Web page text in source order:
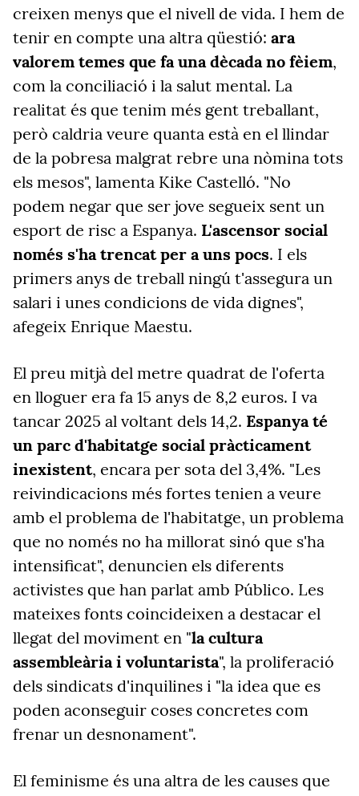
creixen menys que el nivell de vida. I hem de
tenir en compte una altra qüestió: ara
valorem temes que fa una dècada no fèiem,
com la conciliació i la salut mental. La
realitat és que tenim més gent treballant,
però caldria veure quanta està en el llindar
de la pobresa malgrat rebre una nòmina tots
els mesos", lamenta Kike Castelló. "No
podem negar que ser jove segueix sent un
esport de risc a Espanya. L'ascensor social
només s'ha trencat per a uns pocs. I els
primers anys de treball ningú t'assegura un
salari i unes condicions de vida dignes",
afegeix Enrique Maestu.
El preu mitjà del metre quadrat de l'oferta
en lloguer era fa 15 anys de 8,2 euros. I va
tancar 2025 al voltant dels 14,2. Espanya té
un parc d'habitatge social pràcticament
inexistent, encara per sota del 3,4%. "Les
reivindicacions més fortes tenien a veure
amb el problema de l'habitatge, un problema
que no només no ha millorat sinó que s'ha
intensificat", denuncien els diferents
activistes que han parlat amb Público. Les
mateixes fonts coincideixen a destacar el
llegat del moviment en "la cultura
assembleària i voluntarista", la proliferació
dels sindicats d'inquilines i "la idea que es
poden aconseguir coses concretes com
frenar un desnonament".
El feminisme és una altra de les causes que